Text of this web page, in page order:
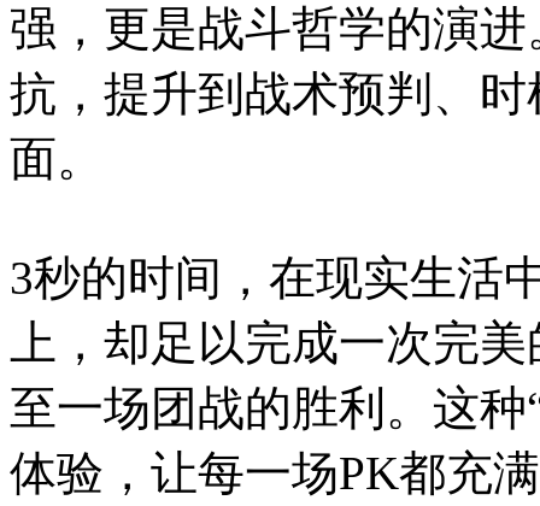
强，更是战斗哲学的演
抗，提升到战术预判、
面。
3秒的时间，在现实生活
上，却足以完成一次完
至一场团战的胜利。这
体验，让每一场PK都充